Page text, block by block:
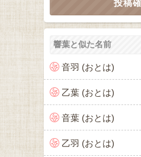
響葉と似た名前
音羽 (おとは)
乙葉 (おとは)
音葉 (おとは)
乙羽 (おとは)